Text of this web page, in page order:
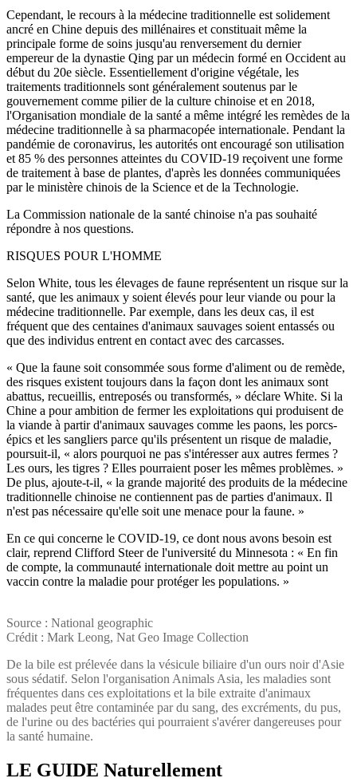
Cependant, le recours à la médecine traditionnelle est solidement
ancré en Chine depuis des millénaires et constituait même la
principale forme de soins jusqu'au renversement du dernier
empereur de la dynastie Qing par un médecin formé en Occident au
début du 20e siècle. Essentiellement d'origine végétale, les
traitements traditionnels sont généralement soutenus par le
gouvernement comme pilier de la culture chinoise et en 2018,
l'Organisation mondiale de la santé a même intégré les remèdes de la
médecine traditionnelle à sa pharmacopée internationale. Pendant la
pandémie de coronavirus, les autorités ont encouragé son utilisation
et 85 % des personnes atteintes du COVID-19 reçoivent une forme
de traitement à base de plantes, d'après les données communiquées
par le ministère chinois de la Science et de la Technologie.
La Commission nationale de la santé chinoise n'a pas souhaité
répondre à nos questions.
RISQUES POUR L'HOMME
Selon White, tous les élevages de faune représentent un risque sur la
santé, que les animaux y soient élevés pour leur viande ou pour la
médecine traditionnelle. Par exemple, dans les deux cas, il est
fréquent que des centaines d'animaux sauvages soient entassés ou
que des individus entrent en contact avec des carcasses.
« Que la faune soit consommée sous forme d'aliment ou de remède,
des risques existent toujours dans la façon dont les animaux sont
abattus, recueillis, entreposés ou transformés, » déclare White. Si la
Chine a pour ambition de fermer les exploitations qui produisent de
la viande à partir d'animaux sauvages comme les paons, les porcs-
épics et les sangliers parce qu'ils présentent un risque de maladie,
poursuit-il, « alors pourquoi ne pas s'intéresser aux autres fermes ?
Les ours, les tigres ? Elles pourraient poser les mêmes problèmes. »
De plus, ajoute-t-il, « la grande majorité des produits de la médecine
traditionnelle chinoise ne contiennent pas de parties d'animaux. Il
n'est pas nécessaire qu'elle soit une menace pour la faune. »
En ce qui concerne le COVID-19, ce dont nous avons besoin est
clair, reprend Clifford Steer de l'université du Minnesota : « En fin
de compte, la communauté internationale doit mettre au point un
vaccin contre la maladie pour protéger les populations. »
Source : National geographic
Crédit : Mark Leong, Nat Geo Image Collection
De la bile est prélevée dans la vésicule biliaire d'un ours noir d'Asie
sous sédatif. Selon l'organisation Animals Asia, les maladies sont
fréquentes dans ces exploitations et la bile extraite d'animaux
malades peut être contaminée par du sang, des excréments, du pus,
de l'urine ou des bactéries qui pourraient s'avérer dangereuses pour
la santé humaine.
LE GUIDE Naturellement